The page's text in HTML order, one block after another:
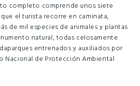
completo comprende unos siete
el turista recorre en caminata,
de mil especies de animales y plantas
natural, todas celosamente
entrenados y auxiliados por
Nacional de Protección Ambiental